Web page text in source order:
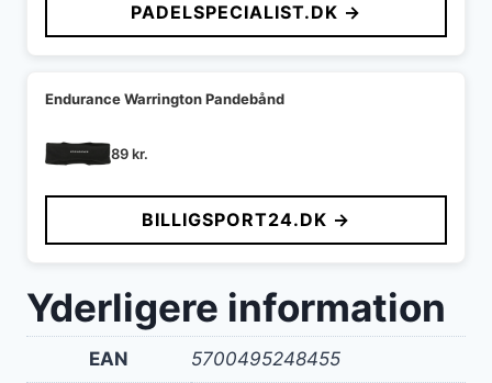
PADELSPECIALIST.DK →
Endurance Warrington Pandebånd
89kr.
BILLIGSPORT24.DK →
Yderligere information
EAN 5700495248455